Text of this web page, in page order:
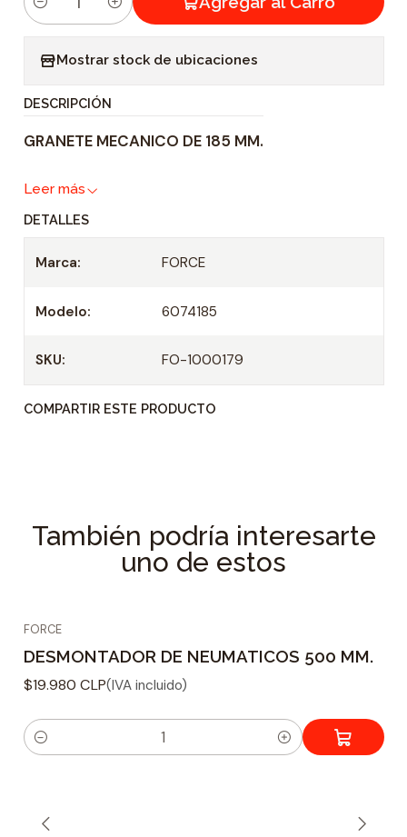
C
i
d
d
Mostrar stock de ubicaciones
DESCRIPCIÓN
GRANETE MECANICO DE 185 MM.
Leer más
DETALLES
Marca: FORCE
Modelo: 6074185
SKU: FO-1000179
COMPARTIR ESTE PRODUCTO
También podría interesarte
uno de estos
FORCE
DESMONTADOR DE NEUMATICOS 500 MM.
$19.980 CLP(IVA incluido)
C